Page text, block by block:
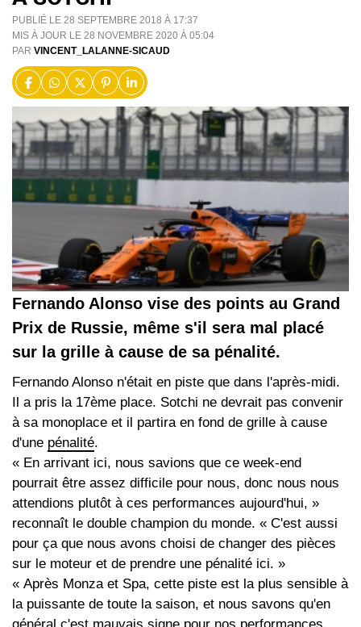
PUBLIÉ LE 28 SEPTEMBRE 2018 À 17:37
MIS À JOUR LE 28 NOVEMBRE 2020 À 05:04
PAR VINCENT_LALANNE-SICAUD
Fernando Alonso vise des points au Grand
Prix de Russie, même s'il sera mal placé
sur la grille à cause de sa pénalité.
Fernando Alonso n'était en piste que dans l'après-midi.
Il a pris la 17ème place. Sotchi ne devrait pas convenir
à sa monoplace et il partira en fond de grille à cause
d'une pénalité.
« En arrivant ici, nous savions que ce week-end
pourrait être assez difficile pour nous, donc nous nous
attendions plutôt à ces performances aujourd'hui, »
reconnaît le double champion du monde. « C'est aussi
pour ça que nous avons choisi de changer des pièces
sur le moteur et de prendre une pénalité ici. »
« Après Monza et Spa, cette piste est la plus sensible à
la puissante de toute la saison, et nous savons qu'en